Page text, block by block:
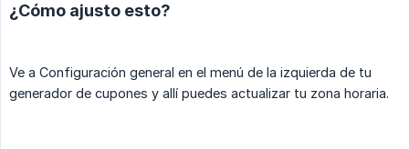
¿Cómo ajusto esto?
Ve a Configuración general en el menú de la izquierda de tu
generador de cupones y allí puedes actualizar tu zona horaria.